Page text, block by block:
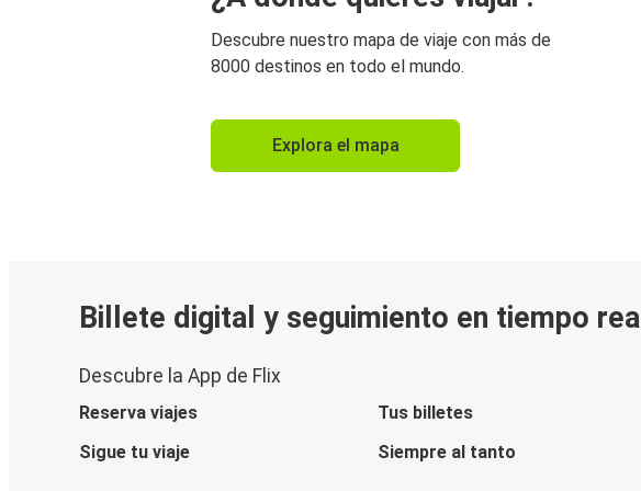
Descubre nuestro mapa de viaje con más de
8000 destinos en todo el mundo.
Explora el mapa
Billete digital y seguimiento en tiempo real
Descubre la App de Flix
Reserva viajes
Tus billetes
Sigue tu viaje
Siempre al tanto